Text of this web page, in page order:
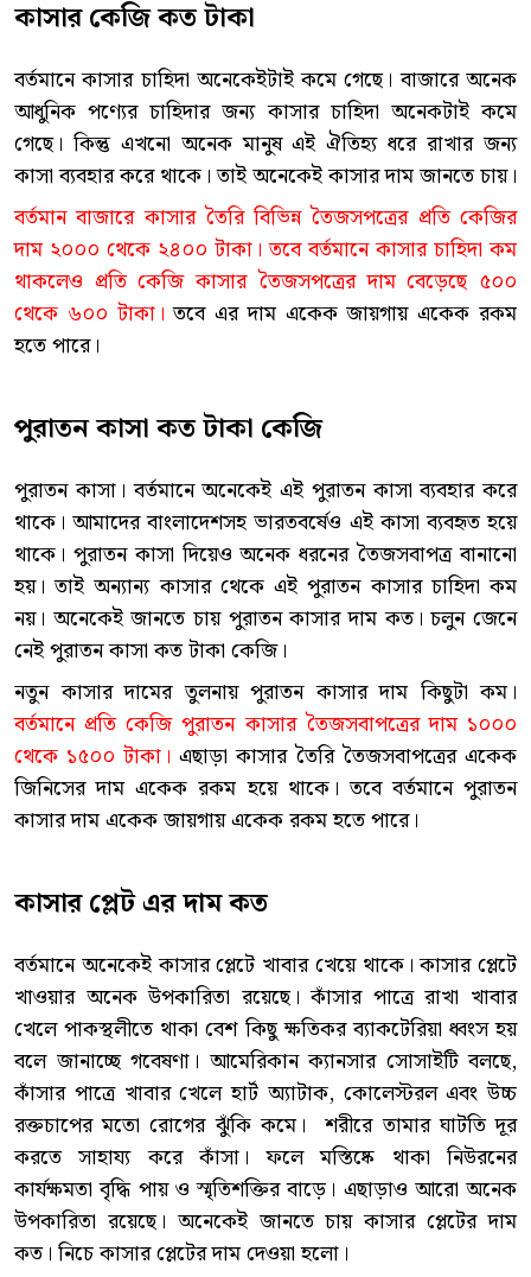
কাসার কেজি কত টাকা
বর্তমানে কাসার চাহিদা অনেকেইটাই কমে গেছে। বাজারে অনেক
আধুনিক পণ্যের চাহিদার জন্য কাসার চাহিদা অনেকটাই কমে
গেছে। কিন্তু এখনো অনেক মানুষ এই ঐতিহ্য ধরে রাখার জন্য
কাসা ব্যবহার করে থাকে। তাই অনেকেই কাসার দাম জানতে চায়।
বর্তমান বাজারে কাসার তৈরি বিভিন্ন তৈজসপত্রের প্রতি কেজির
দাম ২০০০ থেকে ২৪০০ টাকা। তবে বর্তমানে কাসার চাহিদা কম
থাকলেও প্রতি কেজি কাসার তৈজসপত্রের দাম বেড়েছে ৫০০
থেকে ৬০০ টাকা। তবে এর দাম একেক জায়গায় একেক রকম
হতে পারে।
পুরাতন কাসা কত টাকা কেজি
পুরাতন কাসা। বর্তমানে অনেকেই এই পুরাতন কাসা ব্যবহার করে
থাকে। আমাদের বাংলাদেশসহ ভারতবর্ষেও এই কাসা ব্যবহৃত হয়ে
থাকে। পুরাতন কাসা দিয়েও অনেক ধরনের তৈজসবাপত্র বানানো
হয়। তাই অন্যান্য কাসার থেকে এই পুরাতন কাসার চাহিদা কম
নয়। অনেকেই জানতে চায় পুরাতন কাসার দাম কত। চলুন জেনে
নেই পুরাতন কাসা কত টাকা কেজি।
নতুন কাসার দামের তুলনায় পুরাতন কাসার দাম কিছুটা কম।
বর্তমানে প্রতি কেজি পুরাতন কাসার তৈজসবাপত্রের দাম ১০০০
থেকে ১৫০০ টাকা। এছাড়া কাসার তৈরি তৈজসবাপত্রের একেক
জিনিসের দাম একেক রকম হয়ে থাকে। তবে বর্তমানে পুরাতন
কাসার দাম একেক জায়গায় একেক রকম হতে পারে।
কাসার প্লেট এর দামকত
বর্তমানে অনেকেই কাসার প্লেটে খাবার খেয়ে থাকে। কাসার প্লেটে
খাওয়ার অনেক উপকারিতা রয়েছে। কাঁসার পাত্রে রাখা খাবার
খেলে পাকস্থলীতে থাকা বেশ কিছু ক্ষতিকর ব্যাকটেরিয়া ধ্বংস হয়
বলে জানাচ্ছে গবেষণা। আমেরিকান ক্যানসার সোসাইটি বলছে,
কাঁসার পাত্রে খাবার খেলে হার্ট অ্যাটাক, কোলেস্টরল এবং উচ্চ
রক্তচাপের মতো রোগের ঝুঁকি কমে। শরীরে তামার ঘাটতি দূর
করতে সাহায্য করে কাঁসা। ফলে মস্তিষ্কে থাকা নিউরনের
কার্যক্ষমতা বৃদ্ধি পায় ও স্মৃতিশক্তির বাড়ে। এছাড়াও আরো অনেক
উপকারিতা রয়েছে। অনেকেই জানতে চায় কাসার প্লেটের দাম
কত। নিচে কাসার প্লেটের দাম দেওয়া হলো।